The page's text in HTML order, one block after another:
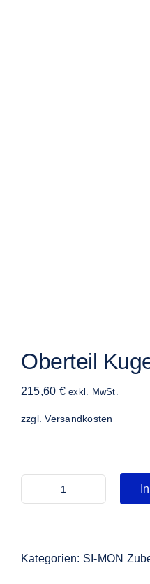
Oberteil
215,60 € exkl. MwSt.
zzgl.Versandkosten
Kategorien: SI-MON